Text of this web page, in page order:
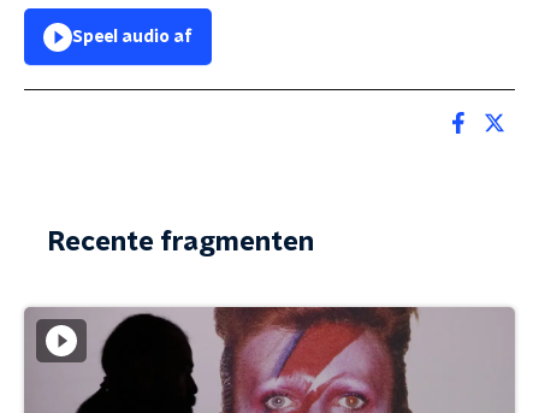
Speel audio af
Recente fragmenten